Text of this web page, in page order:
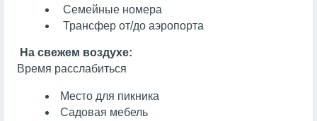
Семейные номера
Трансфер от/до аэропорта
На свежем воздухе:
Время расслабиться
Место для пикника
Садовая мебель